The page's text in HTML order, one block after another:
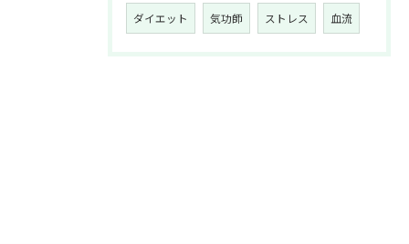
ダイエット 気功師 ストレス 血流